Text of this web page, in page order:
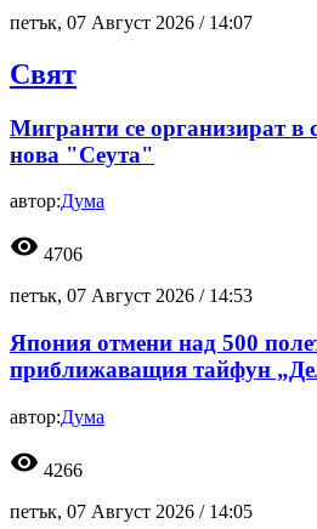
петък, 07 Август 2026 / 14:07
Свят
Мигранти се организират в
нова "Сеута"
автор:Дума
visibility 4706
петък, 07 Август 2026 / 14:53
Япония отмени над 500
приближаващия тайфун
автор:Дума
visibility 4266
петък, 07 Август 2026 / 14:05